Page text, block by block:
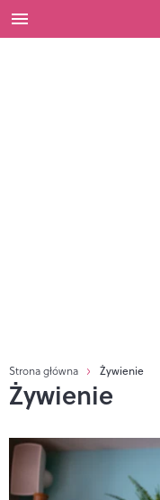
Strona główna Żywienie
Żywienie